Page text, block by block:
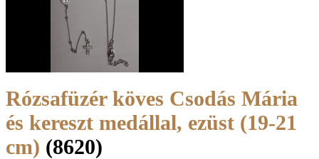
Rózsafüzér köves Csodás Mária
és kereszt medállal, ezüst (19-21
cm) (8620)